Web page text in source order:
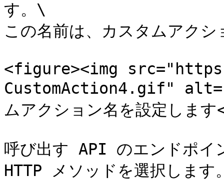
す。\
この名前は、カスタムアク
<figure><img
CustomAction4.gif"
ムアクション名を設定し
呼び出す API のエンドポイ
HTTP メソッドを選択します